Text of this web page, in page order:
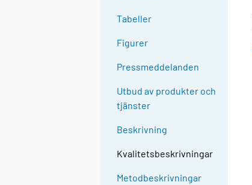
Tabeller
Figurer
Pressmeddelanden
Utbud av produkter och
tjänster
Beskrivning
Kvalitetsbeskrivningar
Metodbeskrivningar